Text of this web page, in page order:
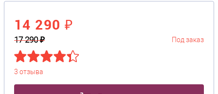
14 290 ₽
17 290 ₽ Под заказ
3 отзыва